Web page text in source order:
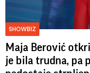
SHOWBIZ
Maja Berović
je bila trudna, pa